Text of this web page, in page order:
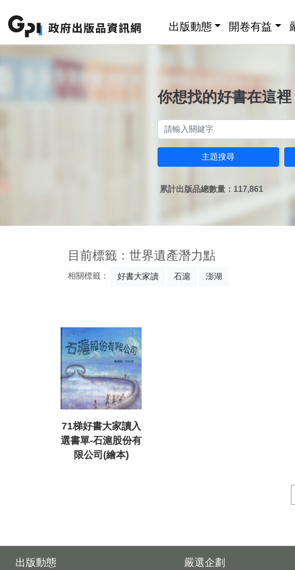
出版動態 開卷有益
你想找的好書在這裡
主題搜尋
累計出版品總數量：117,861
目前標籤：世界遺產潛力點
相關標籤： 好書大家讀 石滬 澎湖
71梯好書大家讀入
選書單-石滬股份有
限公司(繪本)
出版動態 嚴選企劃